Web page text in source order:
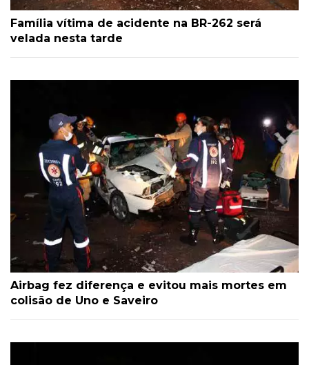
Família vítima de acidente na BR-262 será
velada nesta tarde
Airbag fez diferença e evitou mais mortes em
colisão de Uno e Saveiro